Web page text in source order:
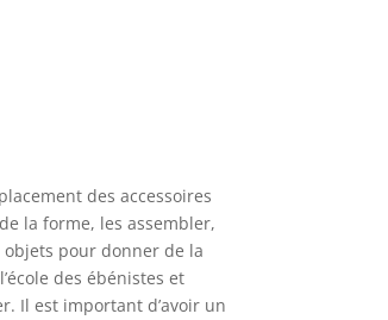
des accessoires
la forme, les assembler,
objets pour donner de la
des ébénistes et
Il est important d’avoir un